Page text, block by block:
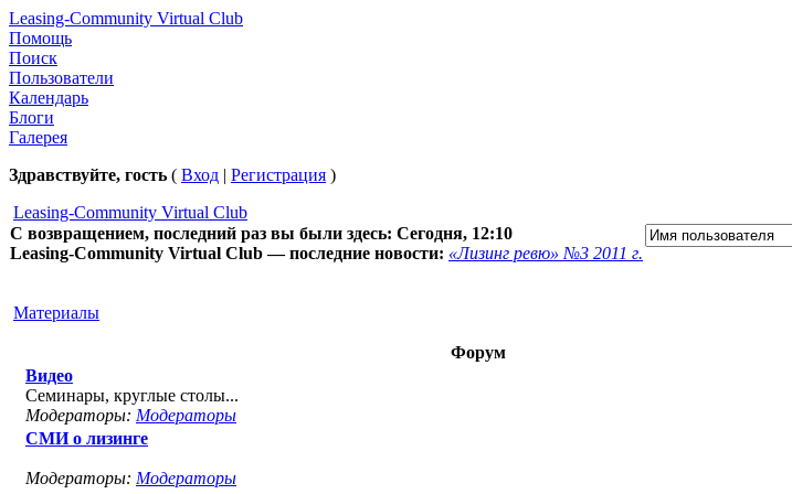
Leasing-Community Virtual Club
Помощь
Поиск
Пользователи
Календарь
Блоги
Галерея
Здравствуйте, гость ( Вход | Регистрация )
Leasing-Community Virtual Club
С возвращением, последний раз вы были здесь: Сегодня, 12:10
Leasing-Community Virtual Club — последние новости: «Лизинг ревю» №3 2011 г.
Материалы
Форум
Видео
Семинары, круглые столы...
Модераторы: Модераторы
СМИ о лизинге
Модераторы: Модераторы